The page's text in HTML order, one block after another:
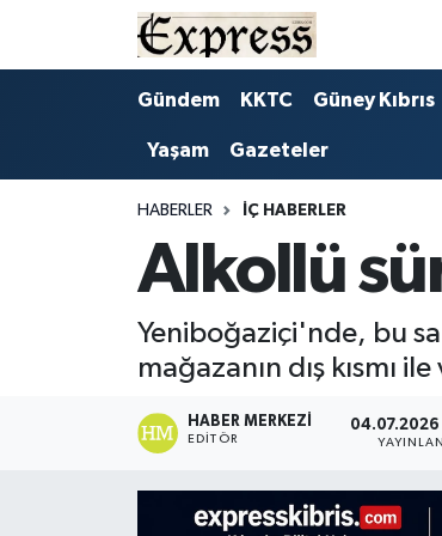
Gündem KKTC Güney Kıbrıs
Yaşam Gazeteler
HABERLER İÇ HABERLER
Alkollü
Yeniboğaziçi'nde, bu
mağazanın dış kısmı
HABER MERKEZI
EDITÖR
04.07.2026
ALAYKÖY
ALSANCAK
ÇATALKÖY
EKONOMİ
Hava Durumu
Trafik Durumu
Süper Lig Puan Durumu ve Fikstür
Tüm Manşetler
Son Dakika Haberleri